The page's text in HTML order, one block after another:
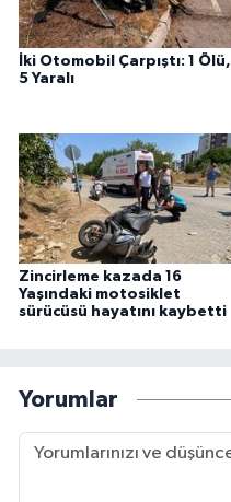
İki Otomobil Çarpıştı: 1 Ölü,
5 Yaralı
Zincirleme kazada 16
Yaşındaki motosiklet
sürücüsü hayatını kaybetti
Yorumlar